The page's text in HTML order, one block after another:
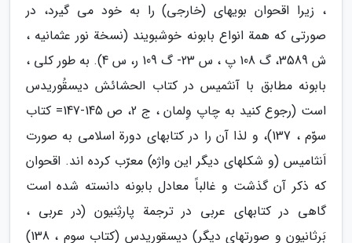
، زیرا اقحوان بویهای (خارجی) را به خود می گیرد، در
صورتی که همة انواع بابونه خوشبویند (نسخة نور عثمانیه ،
ش 3589، گ 108 پ ، س 23- گ 109 ر، س 4). به طور کلی ،
بابونه مطابق با آنثمیس در کتاب الحشائش دیسقُوریدس
است (رجوع کنید به چاپ وِلمان ، ج 2، ص 145-147= کتاب
سوّم ، 137)، و لذا آن را در کتابهای دورة اسلامی به صورت
اَنثامیس (و شکلهای دیگر این واژه) معرّب کرده اند. اقحوان
که ذکر آن گذشت و غالباً معادل بابونه دانسته شده است
گاهی در کتابهای عربی در ترجمة پارثِنیون (در عربی ،
بَرثانیون و صورتهای دیگر) دیسقوریدس (کتاب سوم ، 138)